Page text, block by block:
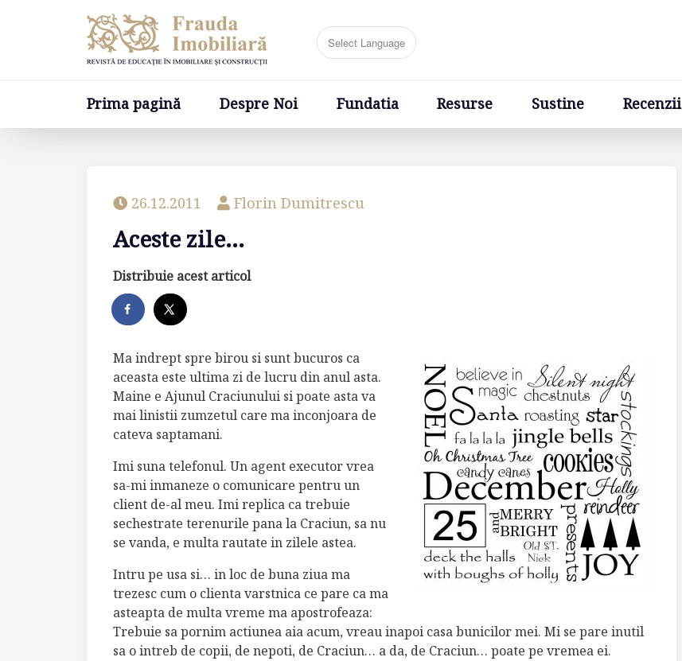
Prima pagină Despre Noi Fundatia Resurse Sustine Recenzii
Prima pagină Despre Noi
26.12.2011 Florin Dumitrescu
Aceste zile…
Distribuie acest articol
Ma indrept spre birou si sunt bucuros ca
aceasta este ultima zi de lucru din anul asta.
Maine e Ajunul Craciunului si poate asta va
mai linistii zumzetul care ma inconjoara de
cateva saptamani.
Imi suna telefonul. Un agent executor vrea
sa-mi inmaneze o comunicare pentru un
client de-al meu. Imi replica ca trebuie
sechestrate terenurile pana la Craciun, sa nu
se vanda, e multa rautate in zilele astea.
Intru pe usa si… in loc de buna ziua ma
trezesc cum o clienta varstnica ce pare ca ma
asteapta de multa vreme ma apostrofeaza:
Trebuie sa pornim actiunea aia acum, vreau inapoi casa bunicilor mei. Mi se pare inutil
sa o intreb de copii, de nepoti, de Craciun… a da, de Craciun… poate pe vremea ei.